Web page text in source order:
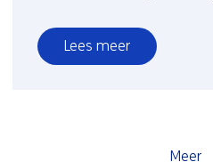
Lees meer
over
Meer